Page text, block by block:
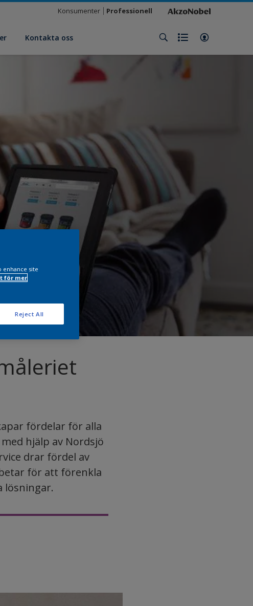
Konsumenter Professionell
Kontakta oss
fördelar för alla
hjälp av Nordsjö
drar fördel av
för att förenkla
lösningar.
enhance site
för mer
Reject All